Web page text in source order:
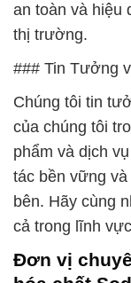
an toàn và hiệu
thị trường.
### Tin Tưởng
Chúng tôi tin
của chúng tôi
phẩm và dịch
tác bền vững
bên. Hãy cùng
cả trong lĩnh
Đơn vị